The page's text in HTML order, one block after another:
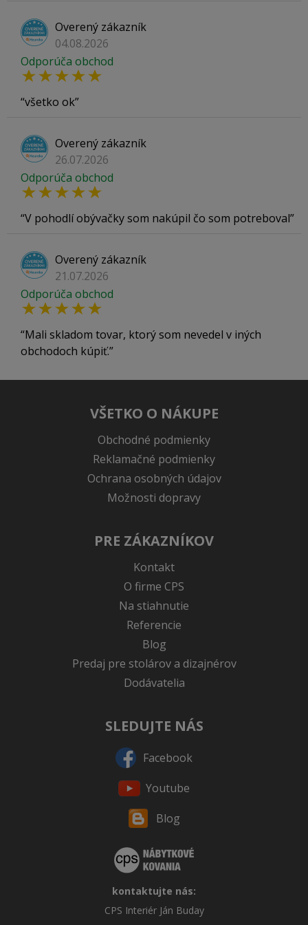
Overený zákazník
04.08.2026
Odporúča obchod
všetko ok
Overený zákazník
26.07.2026
Odporúča obchod
V pohodlí obývačky som nakúpil čo som potreboval
Overený zákazník
21.07.2026
Odporúča obchod
Mali skladom tovar, ktorý som nevedel v iných
obchodoch kúpiť.
VŠETKO O NÁKUPE
Obchodné podmienky
Reklamačné podmienky
Ochrana osobných údajov
Možnosti dopravy
PRE ZÁKAZNÍKOV
Kontakt
O firme CPS
Na stiahnutie
Referencie
Blog
Predaj pre stolárov a dizajnérov
Dodávatelia
SLEDUJTE NÁS
Facebook
Youtube
Blog
kontaktujte nás:
CPS Interiér Ján Buday